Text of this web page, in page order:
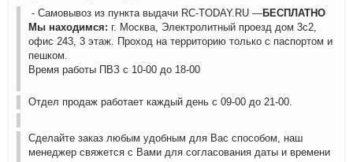
- Самовывоз из пункта выдачи RC-TODAY.RU —БЕСПЛАТНО
Мы находимся: г. Москва, Электролитный проезд дом 3с2,
офис 243, 3 этаж. Проход на территорию только с паспортом и
пешком.
Время работы ПВЗ с 10-00 до 18-00
Отдел продаж работает каждый день с 09-00 до 21-00.
Сделайте заказ любым удобным для Вас способом, наш
менеджер свяжется с Вами для согласования даты и времени